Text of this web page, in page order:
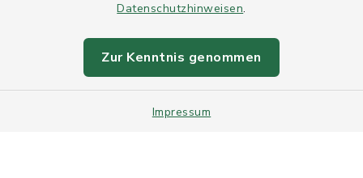
Datenschutzhinweisen.
Zur Kenntnis genommen
Impressum
Sitemap
Intranet